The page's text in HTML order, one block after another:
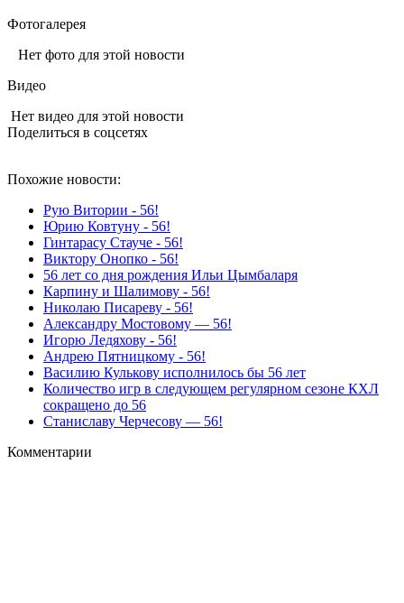
Фотогалерея
Нет фото для этой новости
Видео
Нет видео для этой новости
Поделиться в соцсетях
Похожие новости:
Рую Витории - 56!
Юрию Ковтуну - 56!
Гинтарасу Стауче - 56!
Виктору Онопко - 56!
56 лет со дня рождения Ильи Цымбаларя
Карпину и Шалимову - 56!
Николаю Писареву - 56!
Александру Мостовому — 56!
Игорю Ледяхову - 56!
Андрею Пятницкому - 56!
Василию Кулькову исполнилось бы 56 лет
Количество игр в следующем регулярном сезоне КХЛ
сокращено до 56
Станиславу Черчесову — 56!
Комментарии